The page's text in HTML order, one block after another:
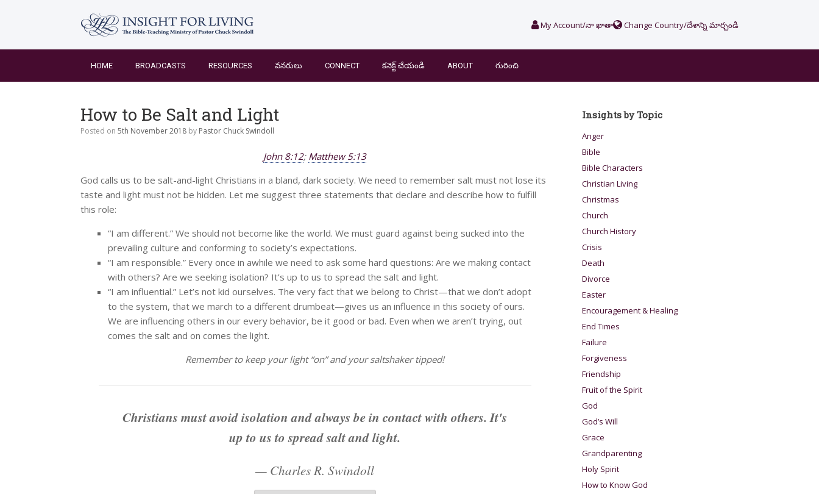
My Account/నా ఖాతా Change Country/దేశాన్ని మార్చండి
HOME BROADCASTS RESOURCES వనరులు CONNECT కనెక్ట్ చేయండి ABOUT గురించి
How to Be Salt and Light
Posted on 5th November 2018 by Pastor Chuck Swindoll
John 8:12; Matthew 5:13
God calls us to be salt-and-light Christians in a bland, dark society. We need to remember salt must not lose its
taste and light must not be hidden. Let me suggest three statements that declare and describe how to fulfill
this role:
“I am different.” We should not become like the world. We must guard against being sucked into the
prevailing culture and conforming to society’s expectations.
“I am responsible.” Every once in awhile we need to ask some hard questions: Are we making contact
with others? Are we seeking isolation? It’s up to us to spread the salt and light.
“I am influential.” Let’s not kid ourselves. The very fact that we belong to Christ—that we don’t adopt
to the system, that we march to a different drumbeat—gives us an influence in this society of ours.
We are influencing others in our every behavior, be it good or bad. Even when we aren’t trying, out
comes the salt and on comes the light.
Remember to keep your light “on” and your saltshaker tipped!
Christians must avoid isolation and always be in contact with others. It's
up to us to spread salt and light.
— Charles R. Swindoll
Insights by Topic
Anger
Bible
Bible Characters
Christian Living
Christmas
Church
Church History
Crisis
Death
Divorce
Easter
Encouragement & Healing
End Times
Failure
Forgiveness
Friendship
Fruit of the Spirit
God
God’s Will
Grace
Grandparenting
Holy Spirit
How to Know God